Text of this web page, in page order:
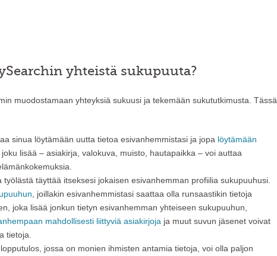
yhteistä sukupuuta?
muodostamaan yhteyksiä sukuusi ja tekemään sukututkimusta. Tässä
sinua löytämään uutta tietoa esivanhemmistasi ja jopa löytämään
joku lisää – asiakirja, valokuva, muisto, hautapaikka – voi auttaa
työlästä täyttää itseksesi jokaisen esivanhemman profiilia sukupuuhusi.
, joillakin esivanhemmistasi saattaa olla runsaastikin tietoja
joka lisää jonkun tietyn esivanhemman yhteiseen sukupuuhun,
mahdollisesti liittyviä asiakirjoja ja muut suvun jäsenet voivat
tietoja.
jossa on monien ihmisten antamia tietoja, voi olla paljon